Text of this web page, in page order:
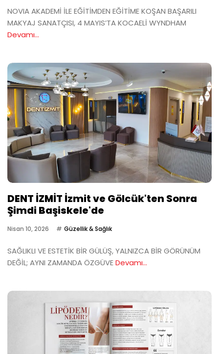
NOVIA AKADEMİ İLE EĞİTİMDEN EĞİTİME KOŞAN BAŞARILI
MAKYAJ SANATÇISI, 4 MAYIS’TA KOCAELİ WYNDHAM
Devamı...
DENT İZMİT İzmit ve Gölcük'ten Sonra
Şimdi Başiskele'de
Nisan 10, 2026 Güzellik & Sağlık
SAĞLIKLI VE ESTETİK BİR GÜLÜŞ, YALNIZCA BİR GÖRÜNÜM
DEĞİL; AYNI ZAMANDA ÖZGÜVEDevamı...